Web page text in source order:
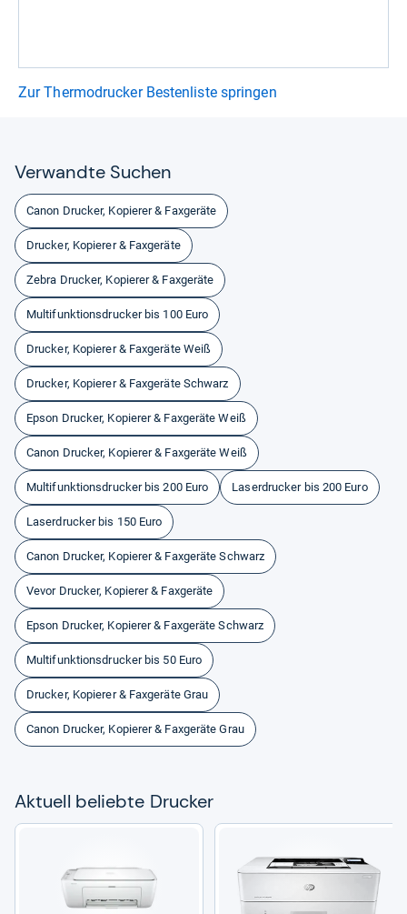
Zur Thermodrucker Bestenliste springen
Ver­wandte Suchen
Canon Drucker, Kopierer & Faxgeräte
Drucker, Kopierer & Faxgeräte
Zebra Drucker, Kopierer & Faxgeräte
Multifunktionsdrucker bis 100 Euro
Drucker, Kopierer & Faxgeräte Weiß
Drucker, Kopierer & Faxgeräte Schwarz
Epson Drucker, Kopierer & Faxgeräte Weiß
Canon Drucker, Kopierer & Faxgeräte Weiß
Multifunktionsdrucker bis 200 Euro Laserdrucker bis 200 Euro
Laserdrucker bis 150 Euro
Canon Drucker, Kopierer & Faxgeräte Schwarz
Vevor Drucker, Kopierer & Faxgeräte
Epson Drucker, Kopierer & Faxgeräte Schwarz
Multifunktionsdrucker bis 50 Euro
Drucker, Kopierer & Faxgeräte Grau
Canon Drucker, Kopierer & Faxgeräte Grau
Aktu­ell beliebte Dru­cker